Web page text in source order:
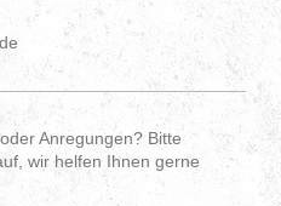
Anregungen? Bitte
wir helfen Ihnen gerne